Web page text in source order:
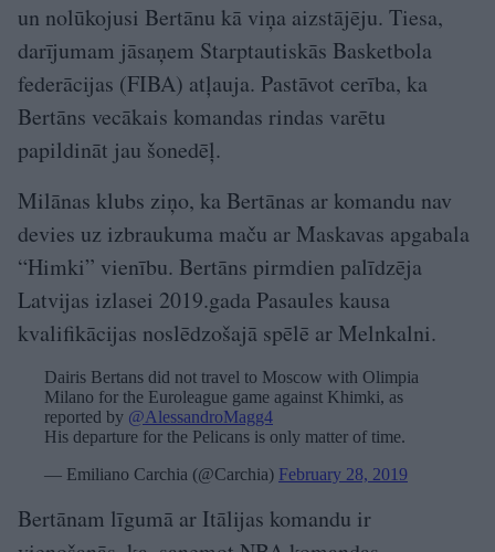
un nolūkojusi Bertānu kā viņa aizstājēju. Tiesa,
darījumam jāsaņem Starptautiskās Basketbola
federācijas (FIBA) atļauja. Pastāvot cerība, ka
Bertāns vecākais komandas rindas varētu
papildināt jau šonedēļ.
Milānas klubs ziņo, ka Bertānas ar komandu nav
devies uz izbraukuma maču ar Maskavas apgabala
“Himki” vienību. Bertāns pirmdien palīdzēja
Latvijas izlasei 2019.gada Pasaules kausa
kvalifikācijas noslēdzošajā spēlē ar Melnkalni.
Dairis Bertans did not travel to Moscow with Olimpia
Milano for the Euroleague game against Khimki, as
reported by @AlessandroMagg4
His departure for the Pelicans is only matter of time.
— Emiliano Carchia (@Carchia) February 28, 2019
Bertānam līgumā ar Itālijas komandu ir